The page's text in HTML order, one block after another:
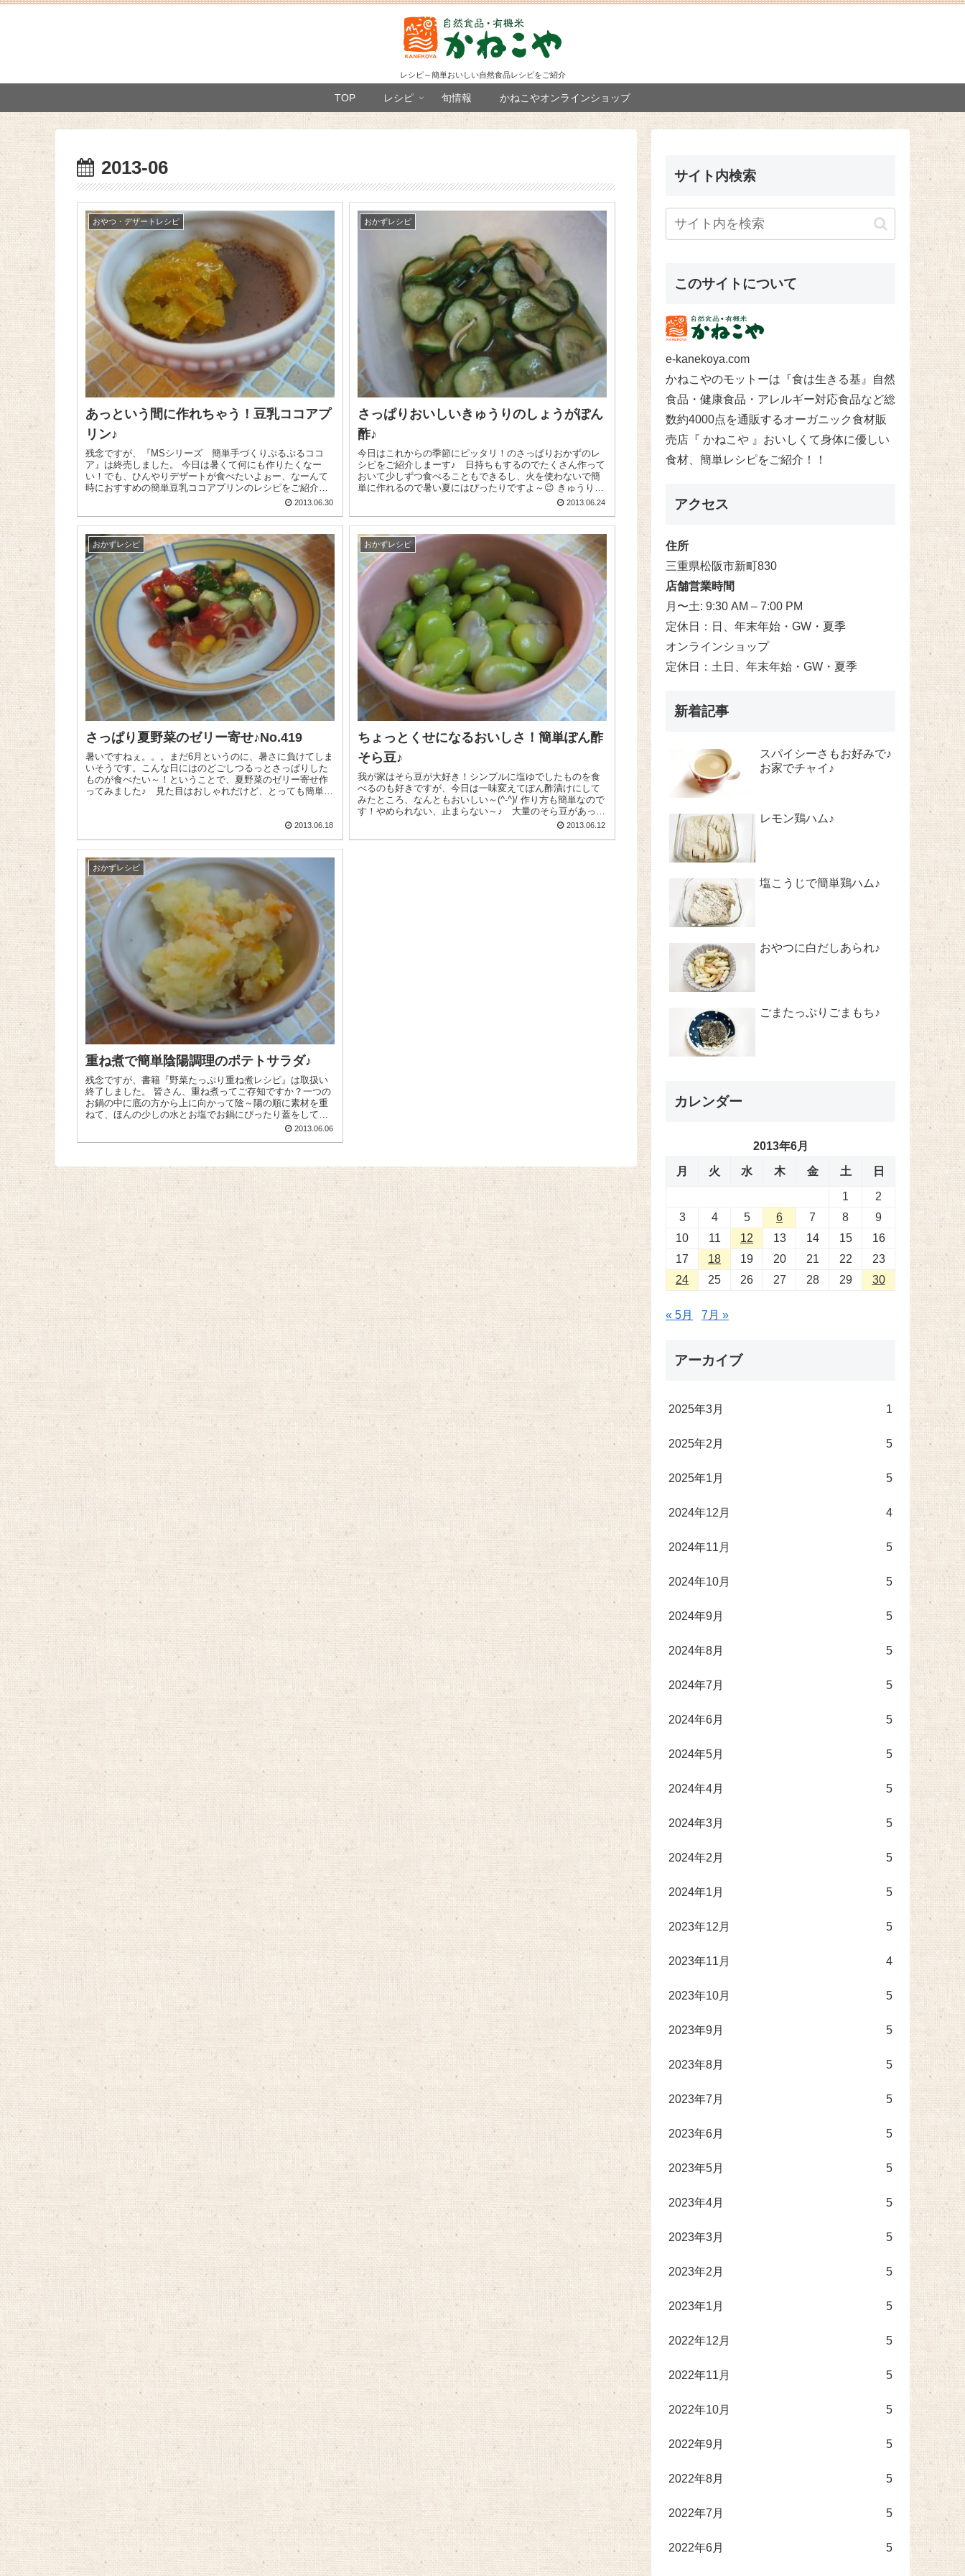
レシピ～簡単おいしい自然食品レシピをご紹介
TOP レシピ 旬情報 かねこやオンラインショップ
2013-06
おやつ・デザートレシピ
あっという間に作れちゃう！豆乳ココアプ
リン♪
残念ですが、『MSシリーズ 簡単手づくりぷるぷるココ
ア』は終売しました。 今日は暑くて何にも作りたくなー
い！でも、ひんやりデザートが食べたいよぉー、なーんて
時におすすめの簡単豆乳ココアプリンのレシピをご紹介し
2013.06.30
おかずレシピ
さっぱりおいしいきゅうりのしょうがぽん
酢♪
今日はこれからの季節にピッタリ！のさっぱりおかずのレ
シピをご紹介しまーす♪ 日持ちもするのでたくさん作って
おいて少しずつ食べることもできるし、火を使わないで簡
単に作れるので暑い夏にはぴったりですよ～😉 きゅうり2
2013.06.24
おかずレシピ
さっぱり夏野菜のゼリー寄せ♪No.419
暑いですねぇ。。。まだ6月というのに、暑さに負けてしま
いそうです。こんな日にはのどごしつるっとさっぱりした
ものが食べたい～！ということで、夏野菜のゼリー寄せ作
ってみました♪ 見た目はおしゃれだけど、とっても簡単な
2013.06.18
おかずレシピ
ちょっとくせになるおいしさ！簡単ぽん酢
そら豆♪
我が家はそら豆が大好き！シンプルに塩ゆでしたものを食
べるのも好きですが、今日は一味変えてぽん酢漬けにして
みたところ、なんともおいしい～(^-^)/ 作り方も簡単なので
す！やめられない、止まらない～♪ 大量のそら豆があっと
2013.06.12
おかずレシピ
重ね煮で簡単陰陽調理のポテトサラダ♪
残念ですが、書籍『野菜たっぷり重ね煮レシピ』は取扱い
終了しました。 皆さん、重ね煮ってご存知ですか？一つの
お鍋の中に底の方から上に向かって陰～陽の順に素材を重
ねて、ほんの少しの水とお塩でお鍋にぴったり蓋をして火
2013.06.06
サイト内検索
このサイトについて
e-kanekoya.com
かねこやのモットーは『食は生きる基』自然
食品・健康食品・アレルギー対応食品など総
数約4000点を通販するオーガニック食材販
売店『 かねこや 』おいしくて身体に優しい
食材、簡単レシピをご紹介！！
アクセス
住所
三重県松阪市新町830
店舗営業時間
月〜土: 9:30 AM – 7:00 PM
定休日：日、年末年始・GW・夏季
オンラインショップ
定休日：土日、年末年始・GW・夏季
新着記事
スパイシーさもお好みで♪
お家でチャイ♪
レモン鶏ハム♪
塩こうじで簡単鶏ハム♪
おやつに白だしあられ♪
ごまたっぷりごまもち♪
カレンダー
2013年6月
月 火 水 木 金 土 日
1
2
3
4 5 6 7 8
9
10
11 12 13 14 15
16
17
18 19 20 21 22
23
24
25 26 27 28 29 30
« 5月 7月 »
アーカイブ
2025年3月 1
2025年2月 5
2025年1月 5
2024年12月 4
2024年11月 5
2024年10月 5
2024年9月 5
2024年8月 5
2024年7月 5
2024年6月 5
2024年5月 5
2024年4月 5
2024年3月 5
2024年2月 5
2024年1月 5
2023年12月 5
2023年11月 4
2023年10月 5
2023年9月 5
2023年8月 5
2023年7月 5
2023年6月 5
2023年5月 5
2023年4月 5
2023年3月 5
2023年2月 5
2023年1月 5
2022年12月 5
2022年11月 5
2022年10月 5
2022年9月 5
2022年8月 5
2022年7月 5
2022年6月 5